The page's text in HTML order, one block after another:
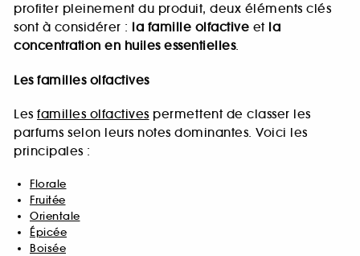
profiter pleinement du produit, deux éléments clés
sont à considérer : la famille olfactive et la
concentration en huiles essentielles.
Les familles olfactives
Les familles olfactives permettent de classer les
parfums selon leurs notes dominantes. Voici les
principales :
Florale
Fruitée
Orientale
Épicée
Boisée